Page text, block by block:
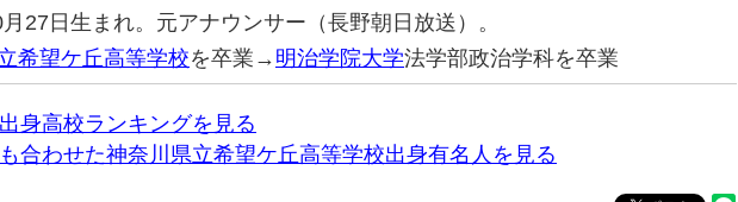
27日生まれ。元アナウンサー（長野朝日放送）。
希望ケ丘高等学校を卒業→ 明治学院大学法学部政治学科を卒業
身高校ランキングを見る
合わせた神奈川県立希望ケ丘高等学校出身有名人を見る